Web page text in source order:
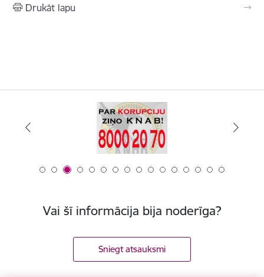
Drukāt lapu
Vai šī informācija bija noderīga?
Sniegt atsauksmi